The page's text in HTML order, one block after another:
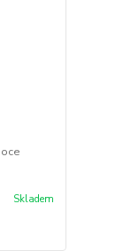
Skladem